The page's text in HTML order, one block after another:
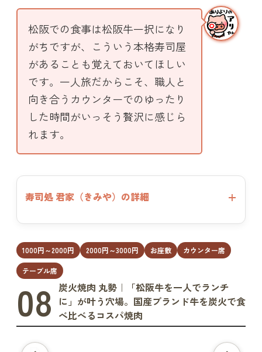
松阪での食事は松阪牛一択になり
がちですが、こういう本格寿司屋
があることも覚えておいてほしい
です。一人旅だからこそ、職人と
向き合うカウンターでのゆったり
した時間がいっそう贅沢に感じら
れます。
寿司処 君家（きみや）の詳細
1000円～2000円 2000円～3000円 お座敷 カウンター席
テーブル席
08 炭火焼肉 丸勢｜「松阪牛を一人でランチ
に」が叶う穴場。国産ブランド牛を炭火で食
べ比べるコスパ焼肉